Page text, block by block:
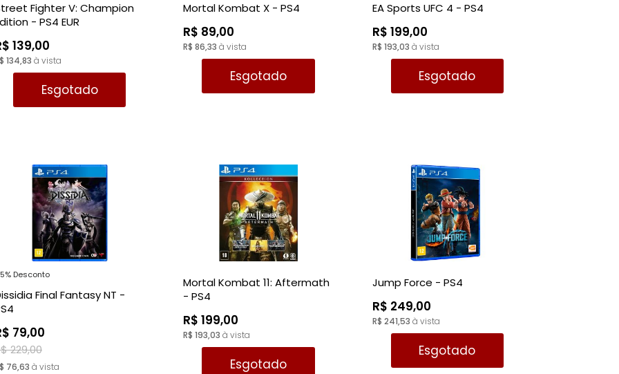
Fighter V: Champion
- PS4 EUR
139,00
134,83 à vista
Esgotado
Mortal Kombat X - PS4
R$ 89,00
R$ 86,33 à vista
Esgotado
EA Sports UFC 4 - PS4
R$ 199,00
R$ 193,03 à vista
Esgotado
Desconto
Final Fantasy NT -
79,00
229,00
76,63 à vista
Mortal Kombat 11: Aftermath
- PS4
R$ 199,00
R$ 193,03 à vista
Esgotado
Jump Force - PS4
R$ 249,00
R$ 241,53 à vista
Esgotado